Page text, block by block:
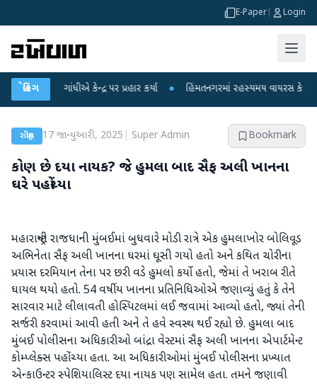
E-Paper Login
બ્રેકિંગ
ગાંધીએ કેન્દ્ર પર પ્રહાર કર્યા ● હિંમતનગરમાં રહસ્યમય વાયરસ કે ચાંદીપુરા? 6
રાષ્ટ્રીય 17 જાન્યુઆરી, 2025 Super Admin Bookmark
કોણ છે દયા નાયક? જે હુમલા બાદ સૈફ અલી ખાનના
ઘરે પહોંચ્યા
મહારાષ્ટ્રની રાજધાની મુંબઈમાં બુધવારે મોડી રાત્રે એક હુમલાખોર બોલિવૂડ
અભિનેતા સૈફ અલી ખાનના ઘરમાં ઘૂસી ગયો હતો અને કથિત ચોરીના
પ્રયાસ દરમિયાન તેના પર છરી વડે હુમલો કર્યો હતો, જેમાં તે ખરાબ રીતે
ઘાયલ થયો હતો. 54 વર્ષીય ખાનના પ્રતિનિધિઓએ જણાવ્યું હતું કે તેને
સારવાર માટે લીલાવતી હોસ્પિટલમાં લઈ જવામાં આવ્યો હતો, જ્યાં તેની
સર્જરી કરવામાં આવી હતી અને તે હવે સ્વસ્થ થઈ રહ્યો છે. હુમલા બાદ
મુંબઈ પોલીસના અધિકારીઓ બાંદ્રા વેસ્ટમાં સૈફ અલી ખાનના એપાર્ટમેન્ટ
કોમ્પ્લેક્સ પહોંચ્યા હતા. આ અધિકારીઓમાં મુંબઈ પોલીસના પ્રખ્યાત
એન્કાઉન્ટર સ્પેશિયાલિસ્ટ દયા નાયક પણ સામેલ હતા. તમને જણાવી